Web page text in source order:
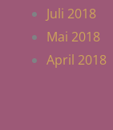
Juli 2018
Mai 2018
April 2018